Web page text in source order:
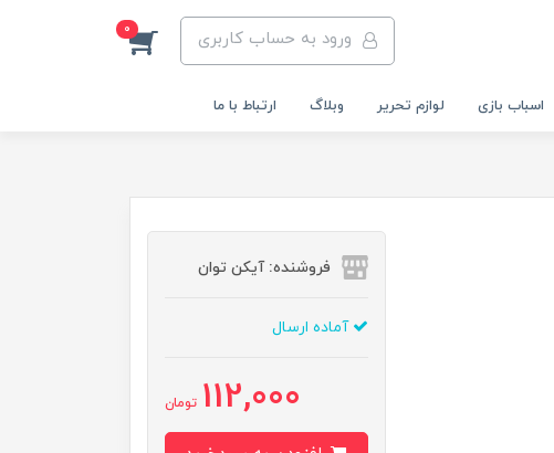
ورود به حساب کاربری 0
اسباب بازی لوازم تحریر وبلاگ ارتباط با ما
فروشنده: آیکن توان
آماده ارسال
112,000 تومان